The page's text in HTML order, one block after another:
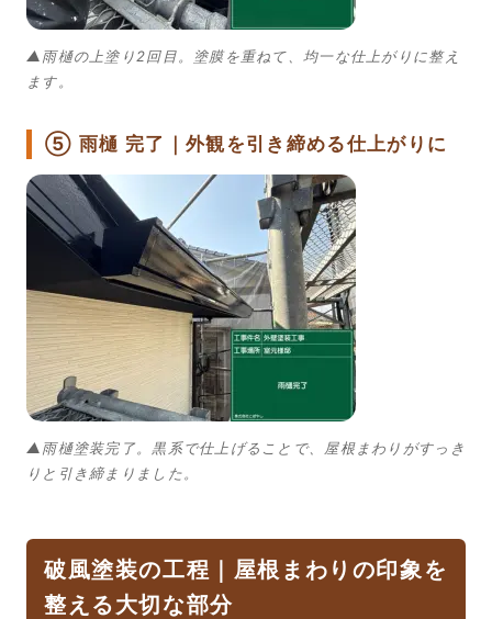
▲雨樋の上塗り2回目。塗膜を重ねて、均一な仕上がりに整え
ます。
⑤ 雨樋 完了｜外観を引き締める仕上がりに
▲雨樋塗装完了。黒系で仕上げることで、屋根まわりがすっき
りと引き締まりました。
破風塗装の工程｜屋根まわりの印象を
整える大切な部分